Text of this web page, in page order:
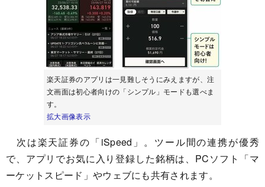
楽天証券のアプリは一見難しそうにみえますが、注
文画面は初心者向けの「シンプル」モードも選べま
す。
拡大画像表示
次は楽天証券の「iSpeed」。ツール間の連携が優秀
で、アプリでお気に入り登録した銘柄は、PCソフト「マ
ーケットスピード」やウェブにも共有されます。